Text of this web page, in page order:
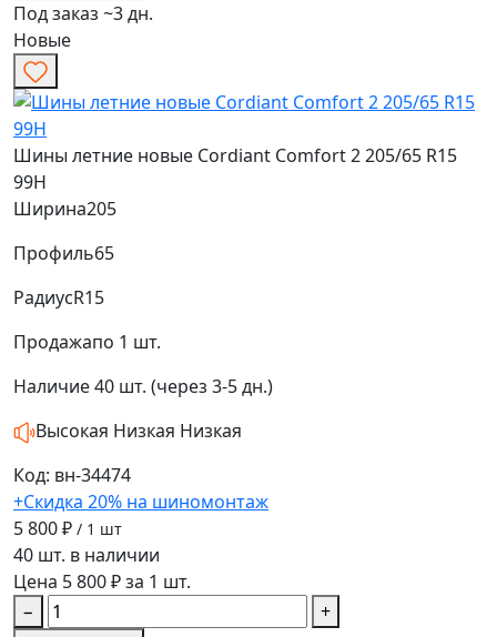
Под заказ ~3 дн.
Новые
Шины летние новые Cordiant Comfort 2 205/65 R15
99H
Ширина205
Профиль65
РадиусR15
Продажапо 1 шт.
Наличие40 шт. (через 3-5 дн.)
Высокая Низкая Низкая
Код: вн-34474
+Скидка 20% на шиномонтаж
5 800 ₽ / 1 шт
40 шт. в наличии
Цена 5 800 ₽ за 1 шт.
−
+